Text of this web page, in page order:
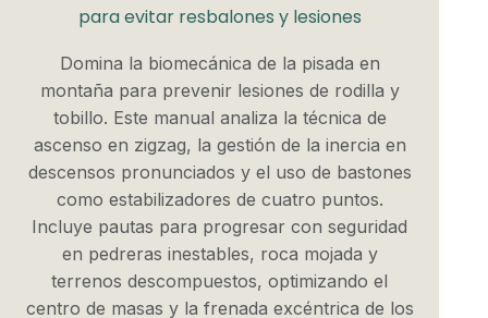
para evitar resbalones y lesiones
Domina la biomecánica de la pisada en
montaña para prevenir lesiones de rodilla y
tobillo. Este manual analiza la técnica de
ascenso en zigzag, la gestión de la inercia en
descensos pronunciados y el uso de bastones
como estabilizadores de cuatro puntos.
Incluye pautas para progresar con seguridad
en pedreras inestables, roca mojada y
terrenos descompuestos, optimizando el
centro de masas y la frenada excéntrica de los